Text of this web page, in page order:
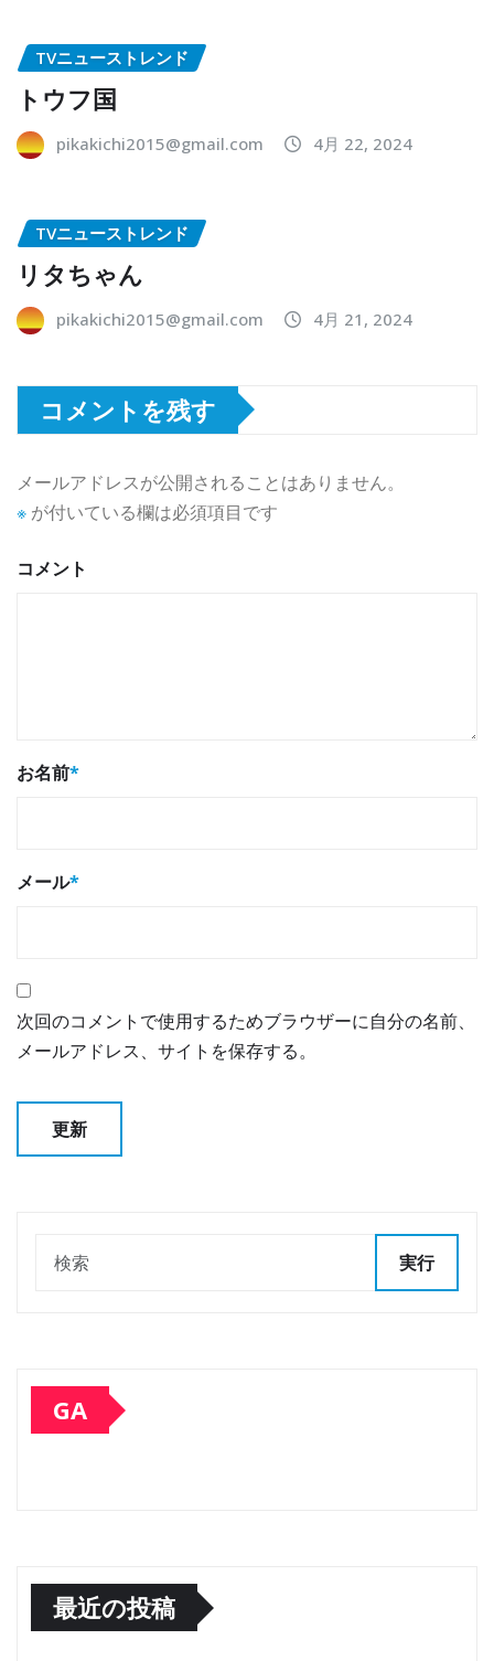
TVニューストレンド
トウフ国
pikakichi2015@gmail.com 4月 22, 2024
TVニューストレンド
リタちゃん
pikakichi2015@gmail.com 4月 21, 2024
コメントを残す
メールアドレスが公開されることはありません。
※ が付いている欄は必須項目です
コメント
お名前*
メール*
次回のコメントで使用するためブラウザーに自分の名前、
メールアドレス、サイトを保存する。
実行
GA
最近の投稿